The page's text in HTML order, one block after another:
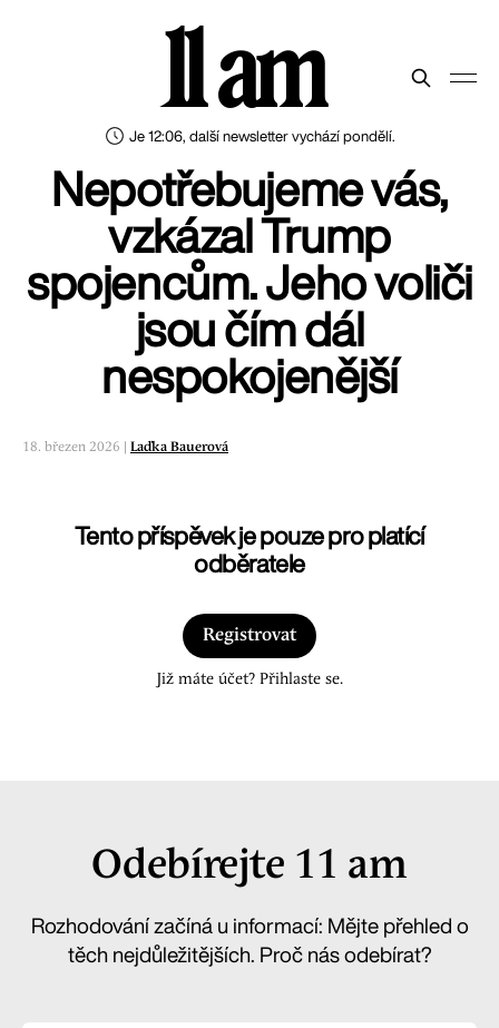
Je 12:06, další newsletter vychází pondělí.
11 am
Nepotřebujeme vás,
vzkázal Trump
spojencům. Jeho voliči
jsou čím dál
nespokojenější
18. březen 2026 | Laďka Bauerová
Tento příspěvek je pouze pro platící
odběratele
Registrovat
Již máte účet? Přihlaste se.
Odebírejte 11 am
Rozhodování začíná u informací: Mějte přehled o
těch nejdůležitějších. Proč nás odebírat?